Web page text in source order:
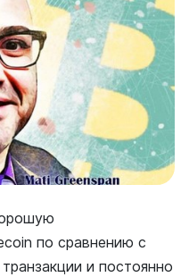
по сравнению с
и постоянно